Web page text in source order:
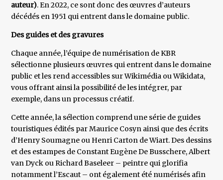
auteur). En 2022, ce sont donc des œuvres d’auteurs
décédés en 1951 qui entrent dans le domaine public.
Des guides et des gravures
Chaque année, l’équipe de numérisation de KBR
sélectionne plusieurs œuvres qui entrent dans le domaine
public et les rend accessibles sur Wikimédia ou Wikidata,
vous offrant ainsi la possibilité de les intégrer, par
exemple, dans un processus créatif.
Cette année, la sélection comprend une série de guides
touristiques édités par Maurice Cosyn ainsi que des écrits
d’Henry Soumagne ou Henri Carton de Wiart. Des dessins
et des estampes de Constant Eugène De Busschere, Albert
van Dyck ou Richard Baseleer – peintre qui glorifia
notamment l’Escaut – ont également été numérisés afin